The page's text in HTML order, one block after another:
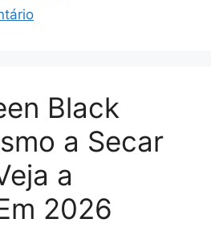
Black
a Secar
a
2026